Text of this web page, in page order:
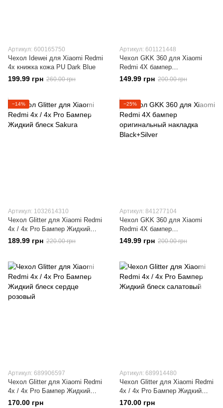
Артикул: 600165750
Чехол Idewei для Xiaomi Redmi
4x книжка кожа PU Dark Blue
199.99 грн 260.00 грн
Артикул: 601121448
Чехол GKK 360 для Xiaomi
Redmi 4X бампер
оригинальный Gold
149.99 грн 200.00 грн
−14%
Артикул: 1032614310
Чехол Glitter для Xiaomi Redmi
4x / 4х Pro Бампер Жидкий
блеск Sakura
189.99 грн 220.00 грн
−25%
Артикул: 841277104
Чехол GKK 360 для Xiaomi
Redmi 4X бампер
оригинальный накладка
Black+Silver
149.99 грн 200.00 грн
Артикул: 689906597
Чехол Glitter для Xiaomi Redmi
4x / 4х Pro Бампер Жидкий
блеск сердце розовый
170.00 грн
Артикул: 689914480
Чехол Glitter для Xiaomi Redmi
4x / 4х Pro Бампер Жидкий
блеск салатовый
170.00 грн